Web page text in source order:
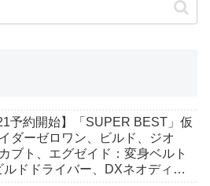
21予約開始】「SUPER BEST」仮
ダーゼロワン、ビルド、ジオ
ブト、エグゼイド：変身ベルト
ルドドライバー、DXネオディケ